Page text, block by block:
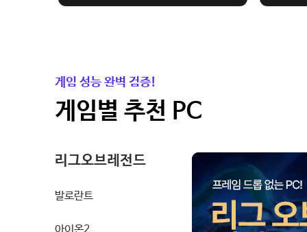
게임 성능 완벽 검증!
게임별 추천 PC
리그오브레전드
발로란트
아이온2